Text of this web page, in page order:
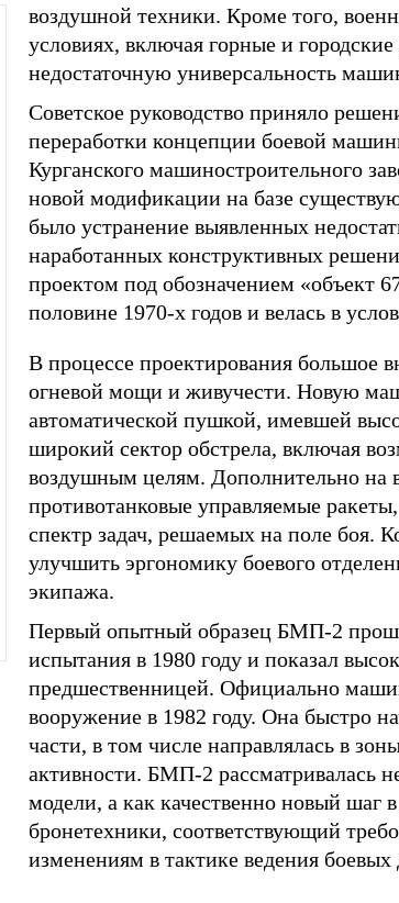
воздушной техники. Кроме того,
условиях, включая горные и
недостаточную универсальность
Советское руководство приняло
переработки концепции боевой
Курганского машиностроительного
новой модификации на базе
было устранение выявленных
наработанных конструктивных
проектом под обозначением «объект
половине 1970-х годов и велась в
В процессе проектирования большое
огневой мощи и живучести. Новую
автоматической пушкой, имевшей
широкий сектор обстрела, включая
воздушным целям. Дополнительно
противотанковые управляемые
спектр задач, решаемых на поле боя.
улучшить эргономику боевого
экипажа.
Первый опытный образец БМП-2
испытания в 1980 году и показал
предшественницей. Официально
вооружение в 1982 году. Она быстро
части, в том числе направлялась в
активности. БМП-2 рассматривалась
модели, а как качественно новый шаг
бронетехники, соответствующий
изменениям в тактике ведения боевых